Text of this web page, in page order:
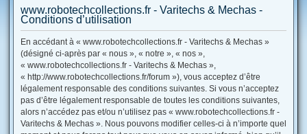
e
www.robotechcollections.fr - Varitechs & Mechas -
Conditions d’utilisation
En accédant à « www.robotechcollections.fr - Varitechs & Mechas »
(désigné ci-après par « nous », « notre », « nos »,
« www.robotechcollections.fr - Varitechs & Mechas »,
« http://www.robotechcollections.fr/forum »), vous acceptez d’être
légalement responsable des conditions suivantes. Si vous n’acceptez
pas d’être légalement responsable de toutes les conditions suivantes,
alors n’accédez pas et/ou n’utilisez pas « www.robotechcollections.fr -
Varitechs & Mechas ». Nous pouvons modifier celles-ci à n’importe quel